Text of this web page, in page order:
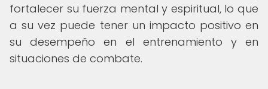
fortalecer su fuerza mental y espiritual, lo que
a su vez puede tener un impacto positivo en
su desempeño en el entrenamiento y en
situaciones de combate.